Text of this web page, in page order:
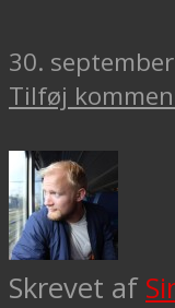
30.
Tilføj
Skrevet af